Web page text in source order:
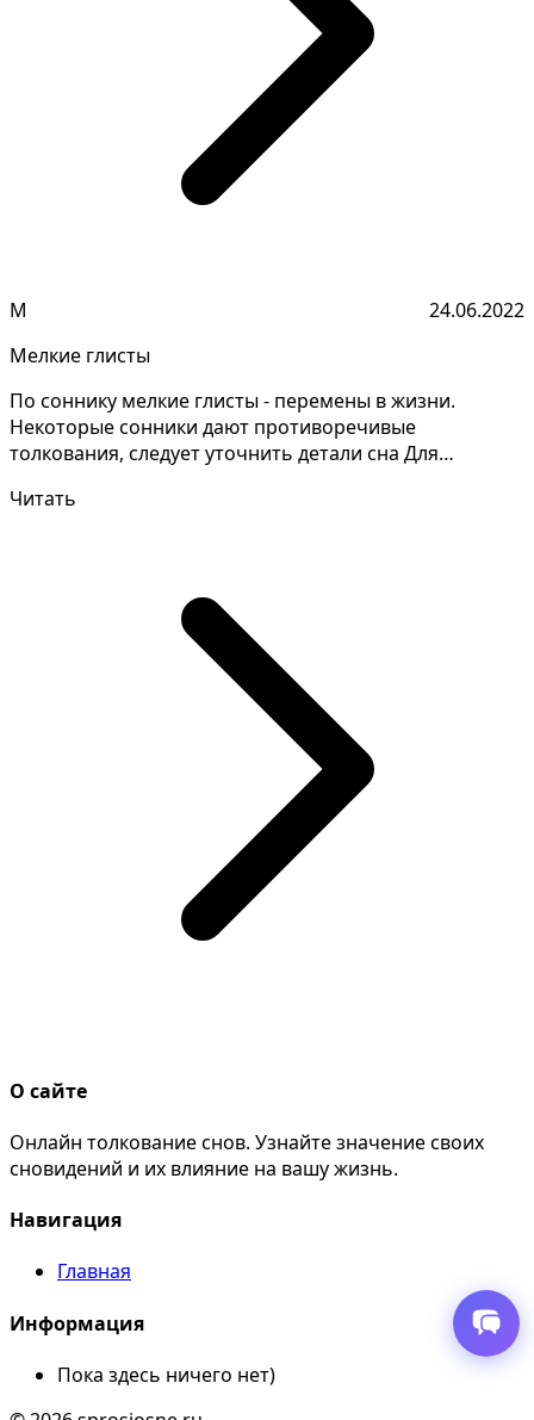
М
24.06.2022
Мелкие глисты
По соннику мелкие глисты - перемены в жизни.
Некоторые сонники дают противоречивые
толкования, следует уточнить детали сна Для
Читать
О сайте
Онлайн толкование снов. Узнайте значение своих
сновидений и их влияние на вашу жизнь.
Навигация
Главная
Информация
Пока здесь ничего нет)